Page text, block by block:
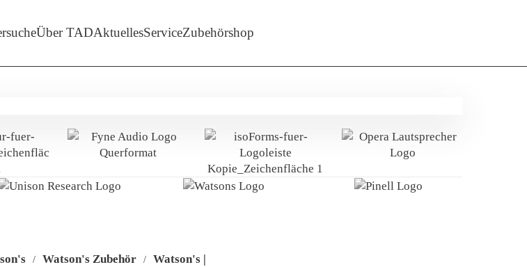
'Marken'
Über TADAktuellesServiceZubehörshop
/ Watson's Zubehör /
Watson's |